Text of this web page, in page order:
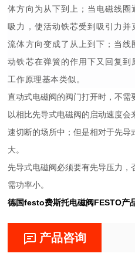
体方向为从下到上；当电磁线
吸力，使活动铁芯受到吸引力并
流体方向变成了从上到下；当
动铁芯在弹簧的作用下又回复
工作原理基本类似。
直动式电磁阀的阀门打开时，不
以相比先导式电磁阀的启动速度
速切断的场所中；但是相对于先
大。
先导式电磁阀必须要有先导压力
需功率小。
德国festo费斯托电磁阀FESTO产
产品咨询